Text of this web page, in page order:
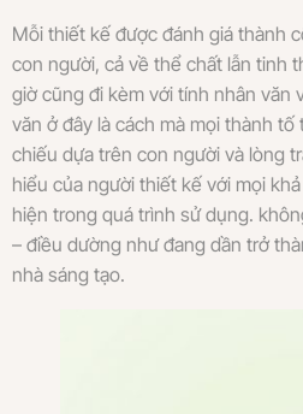
Mỗi thiết kế được đánh giá thành
con người, cả về thể chất lẫn tinh
giờ cũng đi kèm với tính nhân văn
văn ở đây là cách mà mọi thành
chiếu dựa trên con người và lòng
hiểu của người thiết kế với mọi
hiện trong quá trình sử dụng.
– điều dường như đang dần trở
nhà sáng tạo.